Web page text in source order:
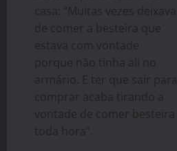
casa: “Muitas vezes deixava
de comer a besteira que
estava com vontade
porque não tinha ali no
armário. E ter que sair para
comprar acaba tirando a
vontade de comer besteira
toda hora”.